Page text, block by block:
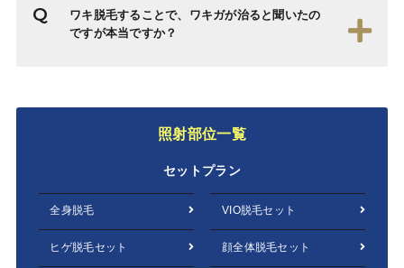
ワキ脱毛することで、ワキガが治ると聞いたの
ですが本当ですか？
照射部位一覧
セットプラン
全身脱毛 VIO脱毛セット
ヒゲ脱毛セット 顔全体脱毛セット